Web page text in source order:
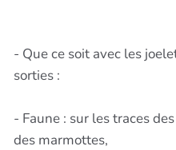
- Que ce soit avec les
sorties :
- Faune : sur les traces
des marmottes,